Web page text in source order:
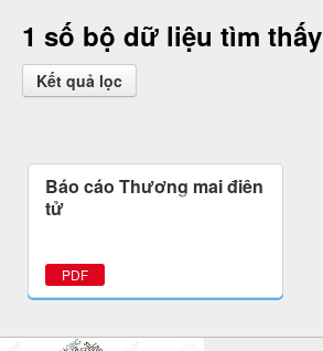
1 số bộ dữ liệu tìm thấy
Kết quả lọc
Báo cáo Thương mại điện
tử
PDF